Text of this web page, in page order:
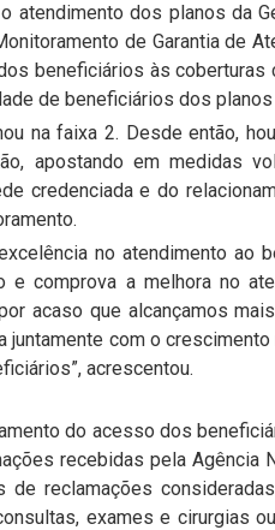
atendimento dos planos da
de Garantia de
beneficiários às
de beneficiários dos
na faixa 2. Desde então,
apostando em medidas
credenciada e do
no atendimento ao
comprova a melhora no
acaso que alcançamos
juntamente com o
acrescentou.
do acesso dos
recebidas pela Agência
reclamações
exames e cirurgias